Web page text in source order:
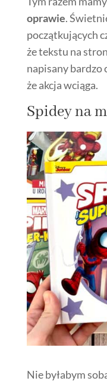
oprawie.
początkujących
że tekstu na
napisany bardzo
że akcja wciąga.
Spidey na
Nie byłabym